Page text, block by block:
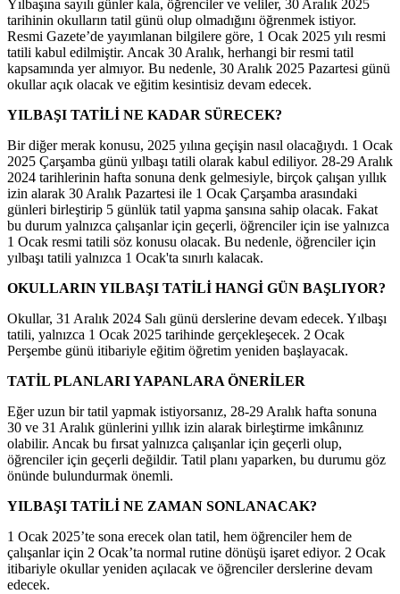
Yılbaşına sayılı günler kala, öğrenciler ve veliler, 30 Aralık 2025
tarihinin okulların tatil günü olup olmadığını öğrenmek istiyor.
Resmi Gazete’de yayımlanan bilgilere göre, 1 Ocak 2025 yılı resmi
tatili kabul edilmiştir. Ancak 30 Aralık, herhangi bir resmi tatil
kapsamında yer almıyor. Bu nedenle, 30 Aralık 2025 Pazartesi günü
okullar açık olacak ve eğitim kesintisiz devam edecek.
YILBAŞI TATİLİ NE KADAR SÜRECEK?
Bir diğer merak konusu, 2025 yılına geçişin nasıl olacağıydı. 1 Ocak
2025 Çarşamba günü yılbaşı tatili olarak kabul ediliyor. 28-29 Aralık
2024 tarihlerinin hafta sonuna denk gelmesiyle, birçok çalışan yıllık
izin alarak 30 Aralık Pazartesi ile 1 Ocak Çarşamba arasındaki
günleri birleştirip 5 günlük tatil yapma şansına sahip olacak. Fakat
bu durum yalnızca çalışanlar için geçerli, öğrenciler için ise yalnızca
1 Ocak resmi tatili söz konusu olacak. Bu nedenle, öğrenciler için
yılbaşı tatili yalnızca 1 Ocak'ta sınırlı kalacak.
OKULLARIN YILBAŞI TATİLİ HANGİ GÜN BAŞLIYOR?
Okullar, 31 Aralık 2024 Salı günü derslerine devam edecek. Yılbaşı
tatili, yalnızca 1 Ocak 2025 tarihinde gerçekleşecek. 2 Ocak
Perşembe günü itibariyle eğitim öğretim yeniden başlayacak.
TATİL PLANLARI YAPANLARA ÖNERİLER
Eğer uzun bir tatil yapmak istiyorsanız, 28-29 Aralık hafta sonuna
30 ve 31 Aralık günlerini yıllık izin alarak birleştirme imkânınız
olabilir. Ancak bu fırsat yalnızca çalışanlar için geçerli olup,
öğrenciler için geçerli değildir. Tatil planı yaparken, bu durumu göz
önünde bulundurmak önemli.
YILBAŞI TATİLİ NE ZAMAN SONLANACAK?
1 Ocak 2025’te sona erecek olan tatil, hem öğrenciler hem de
çalışanlar için 2 Ocak’ta normal rutine dönüşü işaret ediyor. 2 Ocak
itibariyle okullar yeniden açılacak ve öğrenciler derslerine devam
edecek.